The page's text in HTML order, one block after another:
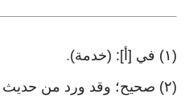
(١) في [أ]: (خدمة) .
(٢) صحيح؛ وقد ورد من حديث